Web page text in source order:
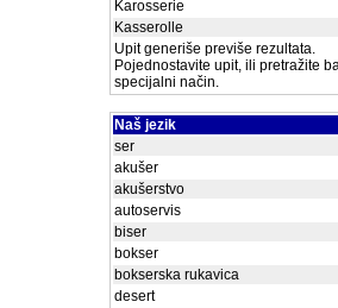
Karosserie
Kasserolle
Upit generiše previše rezultata.
Pojednostavite upit, ili pretražite
specijalni način.
Naš jezik
ser
akušer
akušerstvo
autoservis
biser
bokser
bokserska rukavica
desert